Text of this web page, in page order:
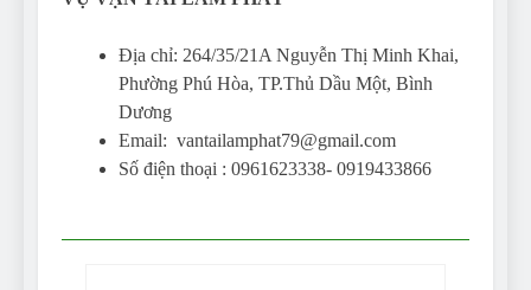
Địa chỉ: 264/35/21A Nguyễn Thị Minh Khai,
Phường Phú Hòa, TP.Thủ Dầu Một, Bình
Dương
Email: vantailamphat79@gmail.com
Số điện thoại : 0961623338- 0919433866